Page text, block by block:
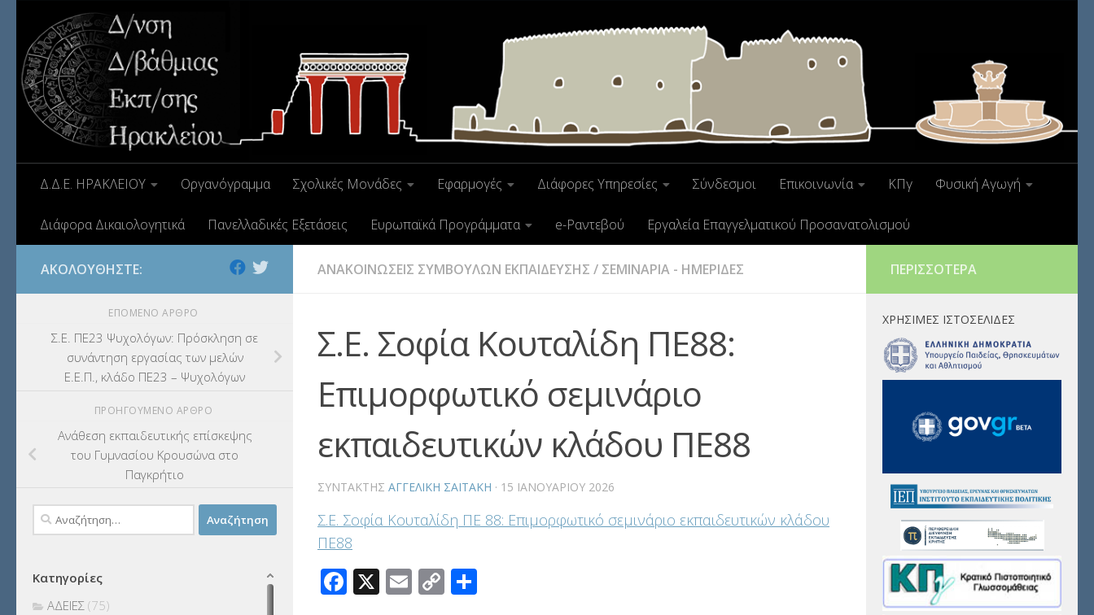
Δ.Δ.Ε. ΗΡΑΚΛΕΙΟΥ Οργανόγραμμα Σχολικές Μονάδες Εφαρμογές Διάφορες Υπηρεσίες Σύνδεσμοι Επικοινωνία ΚΠγ Φυσική Αγωγή
Διάφορα Δικαιολογητικά Πανελλαδικές Εξετάσεις Ευρωπαϊκά Προγράμματα e-Ραντεβού Εργαλεία Επαγγελματικού Προσανατολισμού
ΑΝΑΚΟΙΝΩΣΕΙΣ ΣΥΜΒΟΥΛΩΝ ΕΚΠΑΙΔΕΥΣΗΣ / ΣΕΜΙΝΑΡΙΑ - ΗΜΕΡΙΔΕΣ
Σ.Ε. Σοφία Κουταλίδη ΠΕ88:
Επιμορφωτικό σεμινάριο
εκπαιδευτικών κλάδου ΠΕ88
ΣΥΝΤΆΚΤΗΣ ΑΓΓΕΛΙΚΉ ΣΑΪΤΆΚΗ · 15 ΙΑΝΟΥΑΡΊΟΥ 2026
Σ.Ε. Σοφία Κουταλίδη ΠΕ 88: Επιμορφωτικό σεμινάριο εκπαιδευτικών κλάδου
ΠΕ88
Facebook
X Email
Copy
ΑΚΟΛΟΥΘΉΣΤΕ:
ΕΠΌΜΕΝΟ ΆΡΘΡΟ
Σ.Ε. ΠΕ23 Ψυχολόγων: Πρόσκληση σε
συνάντηση εργασίας των μελών
Ε.Ε.Π., κλάδο ΠΕ23 – Ψυχολόγων
ΠΡΟΗΓΟΎΜΕΝΟ ΆΡΘΡΟ
Ανάθεση εκπαιδευτικής επίσκεψης
του Γυμνασίου Κρουσώνα στο
Παγκρήτιο
Αναζήτηση
για:
Κατηγορίες
ΑΔΕΙΕΣ (75)
ΠΕΡΙΣΣΌΤΕΡΑ
ΧΡΉΣΙΜΕΣ ΙΣΤΟΣΕΛΊΔΕΣ